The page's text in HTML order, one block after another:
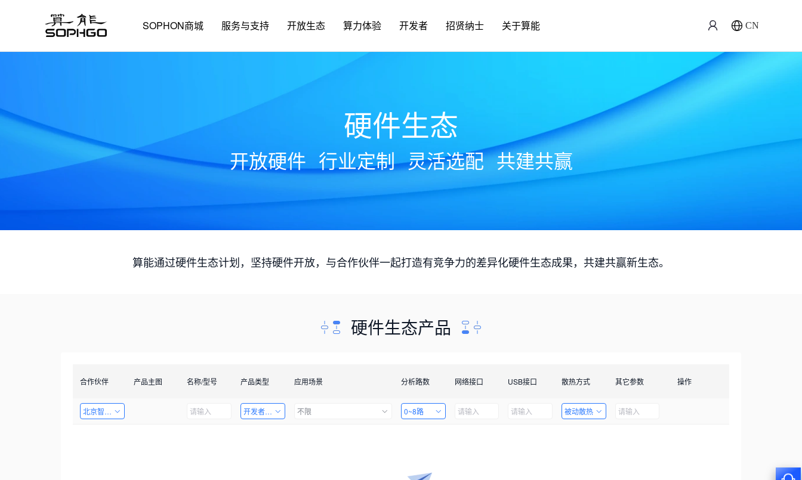
SOPHON商城 服务与支持 开放生态 算力体验 开发者 招贤纳士 关于算能 CN
硬件生态
开放硬件 行业定制 灵活选配 共建共赢
算能通过硬件生态计划，坚持硬件开放，与合作伙伴一起打造有竞争力的差异化硬件生态成果，共建共赢新生态。
硬件生态产品
合作伙伴 产品主图 名称/型号 产品类型 应用场景 分析路数 网络接口 USB接口 散热方式 其它参数 操作
北京智启图瞳科技有限公司 开发者套件 不限 0~8路 被动散热